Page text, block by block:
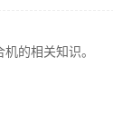
的相关知识。